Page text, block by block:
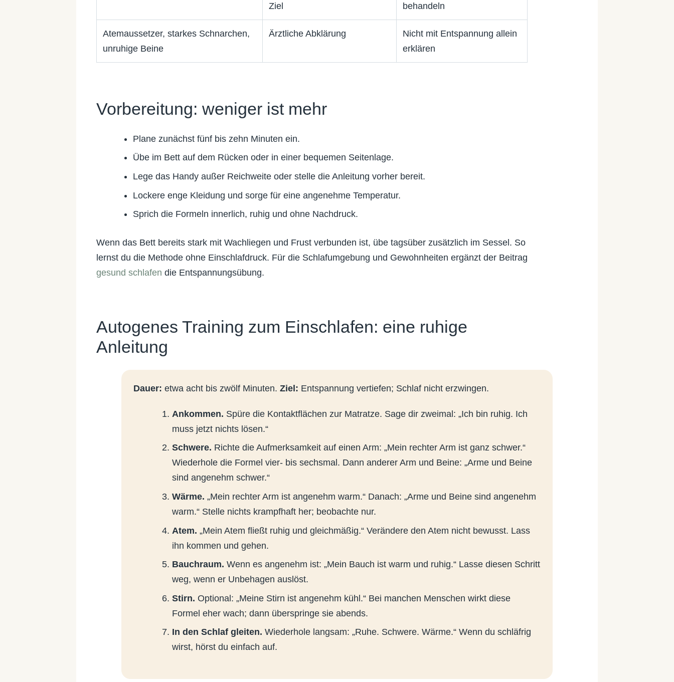
Ziel
behandeln
Atemaussetzer, starkes Schnarchen,
unruhige Beine
Ärztliche Abklärung
Nicht mit Entspannung allein
erklären
Vorbereitung: weniger ist mehr
Plane zunächst fünf bis zehn Minuten ein.
Übe im Bett auf dem Rücken oder in einer bequemen Seitenlage.
Lege das Handy außer Reichweite oder stelle die Anleitung vorher bereit.
Lockere enge Kleidung und sorge für eine angenehme Temperatur.
Sprich die Formeln innerlich, ruhig und ohne Nachdruck.
Wenn das Bett bereits stark mit Wachliegen und Frust verbunden ist, übe tagsüber zusätzlich im Sessel. So
lernst du die Methode ohne Einschlafdruck. Für die Schlafumgebung und Gewohnheiten ergänzt der Beitrag
gesund schlafen die Entspannungsübung.
Autogenes Training zum Einschlafen: eine ruhige
Anleitung
Dauer: etwa acht bis zwölf Minuten. Ziel: Entspannung vertiefen; Schlaf nicht erzwingen.
Ankommen. Spüre die Kontaktflächen zur Matratze. Sage dir zweimal: „Ich bin ruhig. Ich
muss jetzt nichts lösen.“
Schwere. Richte die Aufmerksamkeit auf einen Arm: „Mein rechter Arm ist ganz schwer.“
Wiederhole die Formel vier- bis sechsmal. Dann anderer Arm und Beine: „Arme und Beine
sind angenehm schwer.“
Wärme. „Mein rechter Arm ist angenehm warm.“ Danach: „Arme und Beine sind angenehm
warm.“ Stelle nichts krampfhaft her; beobachte nur.
Atem. „Mein Atem fließt ruhig und gleichmäßig.“ Verändere den Atem nicht bewusst. Lass
ihn kommen und gehen.
Bauchraum. Wenn es angenehm ist: „Mein Bauch ist warm und ruhig.“ Lasse diesen Schritt
weg, wenn er Unbehagen auslöst.
Stirn. Optional: „Meine Stirn ist angenehm kühl.“ Bei manchen Menschen wirkt diese
Formel eher wach; dann überspringe sie abends.
In den Schlaf gleiten. Wiederhole langsam: „Ruhe. Schwere. Wärme.“ Wenn du schläfrig
wirst, hörst du einfach auf.